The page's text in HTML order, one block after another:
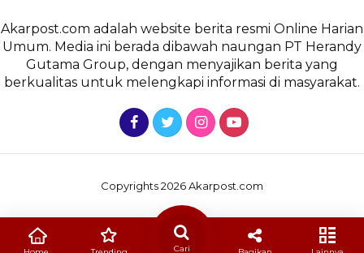
Akarpost.com adalah website berita resmi Online Harian
Umum. Media ini berada dibawah naungan PT Herandy
Gutama Group, dengan menyajikan berita yang
berkualitas untuk melengkapi informasi di masyarakat.
Copyrights 2026 Akarpost.com
Cari